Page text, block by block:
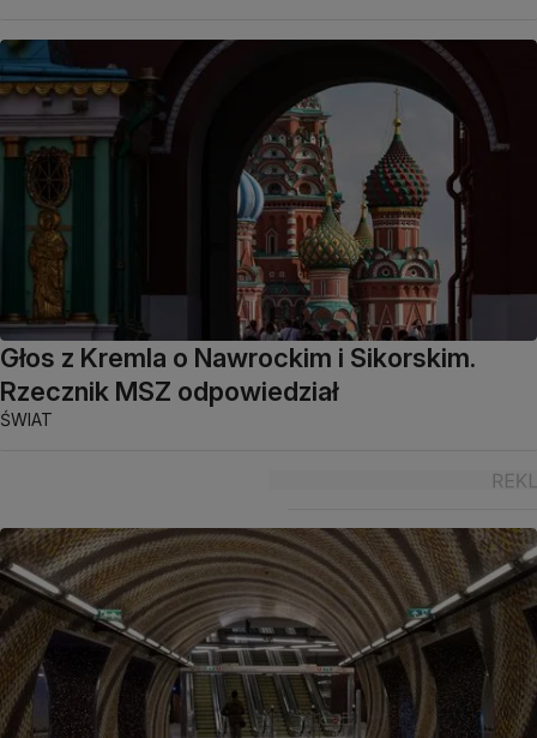
Głos z Kremla o Nawrockim i Sikorskim.
Rzecznik MSZ odpowiedział
ŚWIAT